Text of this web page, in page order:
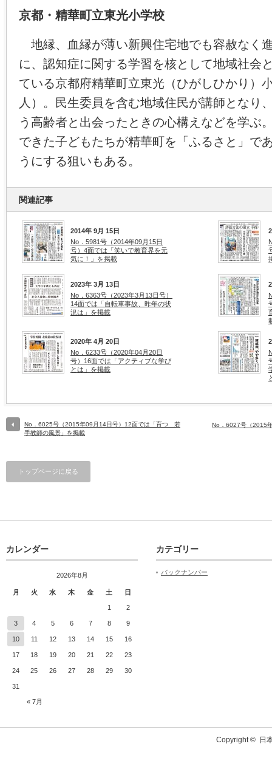
京都・精華町立東光小学校
地縁、血縁が薄い新興住宅地でも容赦なく
に、認知症に関する学習を核として地域社会
ている京都府精華町立東光（ひがしひかり）
人）。民生委員を含む地域住民が講師となり
う高齢者と出会ったときの心構えなどを学ぶ
できた子どもたちが精華町を「ふるさと」で
うにする狙いもある。
関連記事
2014年 9月 15日
No．5981号（2014年09月15日
号）4面では「笑いで教育界を元
気に！」を掲載
2023年 3月 13日
No．6363号（2023年3月13日号）
14面では「自転車事故、昨年の状
況は」を掲載
2020年 4月 20日
No．6233号（2020年04月20日
号）16面では「アクティブな学び
とは」を掲載
No．6025号（2015年09月14日号）12面では「育つ 若
手教師の風景」を掲載
No．6027号（2015
トップページに戻る
カレンダー
2026年8月
月 火 水 木 金 土 日
« 7月
1 2
3 4 5 6 7 8 9
10 11 12 13 14 15 16
17 18 19 20 21 22 23
24 25 26 27 28 29 30
31
カテゴリー
バックナンバー
Copyright © 日